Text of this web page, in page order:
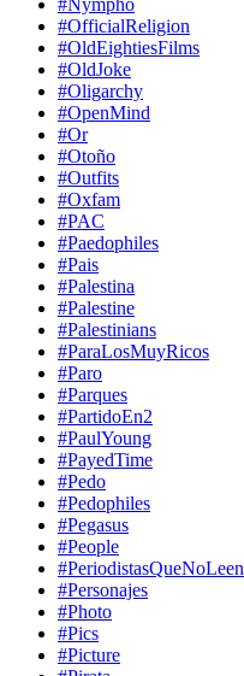
#Nympho
#OfficialReligion
#OldEightiesFilms
#OldJoke
#Oligarchy
#OpenMind
#Or
#Otoño
#Outfits
#Oxfam
#PAC
#Paedophiles
#Pais
#Palestina
#Palestine
#Palestinians
#ParaLosMuyRicos
#Paro
#Parques
#PartidoEn2
#PaulYoung
#PayedTime
#Pedo
#Pedophiles
#Pegasus
#People
#PeriodistasQueNoLeen
#Personajes
#Photo
#Pics
#Picture